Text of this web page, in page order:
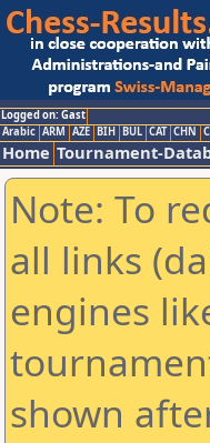
Logged on: Gast
Arabic ARM AZE BIH BUL CAT CHN
Home Tournament-
Note: To
all links
engines
shown